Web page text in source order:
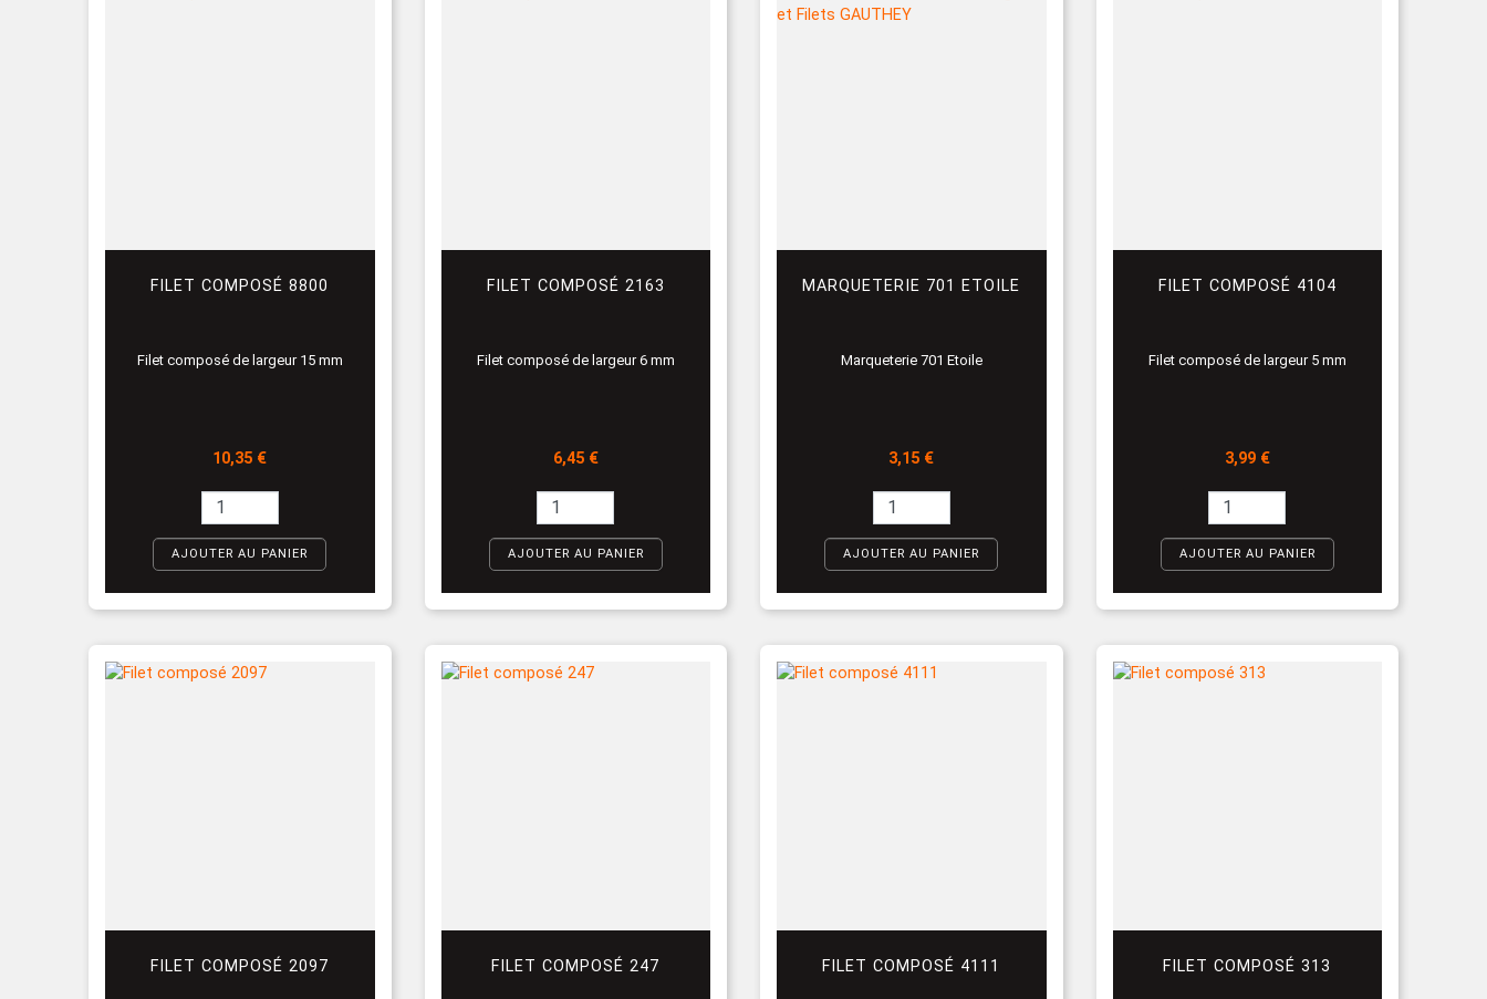
FILET COMPOSÉ 8800
Filet composé de largeur 15 mm
Prix
10,35 €
AJOUTER AU PANIER
FILET COMPOSÉ 2163
Filet composé de largeur 6 mm
Prix
6,45 €
AJOUTER AU PANIER
MARQUETERIE 701 ETOILE
Marqueterie 701 Etoile
Prix
3,15 €
AJOUTER AU PANIER
FILET COMPOSÉ 4104
Filet composé de largeur 5 mm
Prix
3,99 €
AJOUTER AU PANIER
FILET COMPOSÉ 2097 FILET COMPOSÉ 247 FILET COMPOSÉ 4111 FILET COMPOSÉ 313